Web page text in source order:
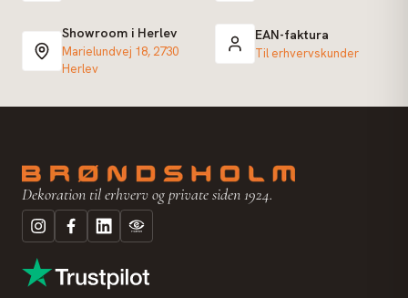
Showroom i Herlev
Marielundvej 18, 2730
Herlev
EAN-faktura
Til erhvervskunder
Dekoration til erhverv og private siden 1924.